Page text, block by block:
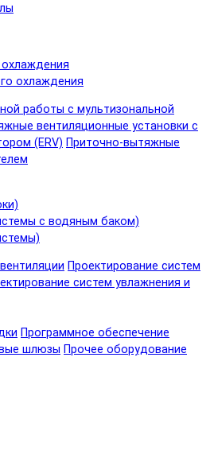
охлаждения
работы с мультизональной
вентиляционные установки с
(ERV) Приточно-вытяжные
с водяным баком)
Проектирование систем
систем увлажнения и
Программное обеспечение
шлюзы Прочее оборудование